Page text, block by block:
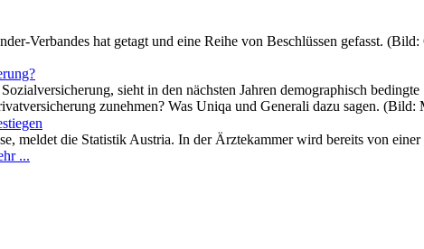
Verbandes hat getagt und eine Reihe von Beschlüssen gefasst.
sieht in den nächsten Jahren demographisch
zunehmen? Was Uniqa und Generali dazu sagen.
meldet die Statistik Austria. In der Ärztekammer wird bereits von
...